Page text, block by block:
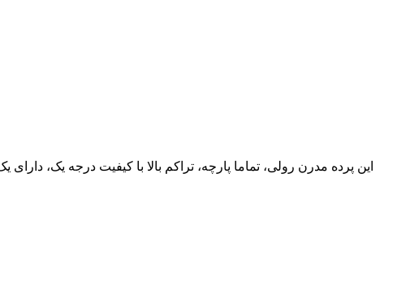
این پرده مدرن رولی، تماما پارچه، تراکم بالا با کیفیت درجه یک،